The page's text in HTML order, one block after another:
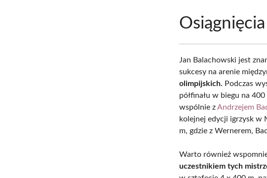
Osiągnięcia
Jan Balachowski jest
sukcesy na arenie
olimpijskich. Podczas
półfinału w biegu na
wspólnie zAndrzejem
kolejnej edycji igrzysk w
m, gdzie z Wernerem,
Warto również
uczestnikiem tych